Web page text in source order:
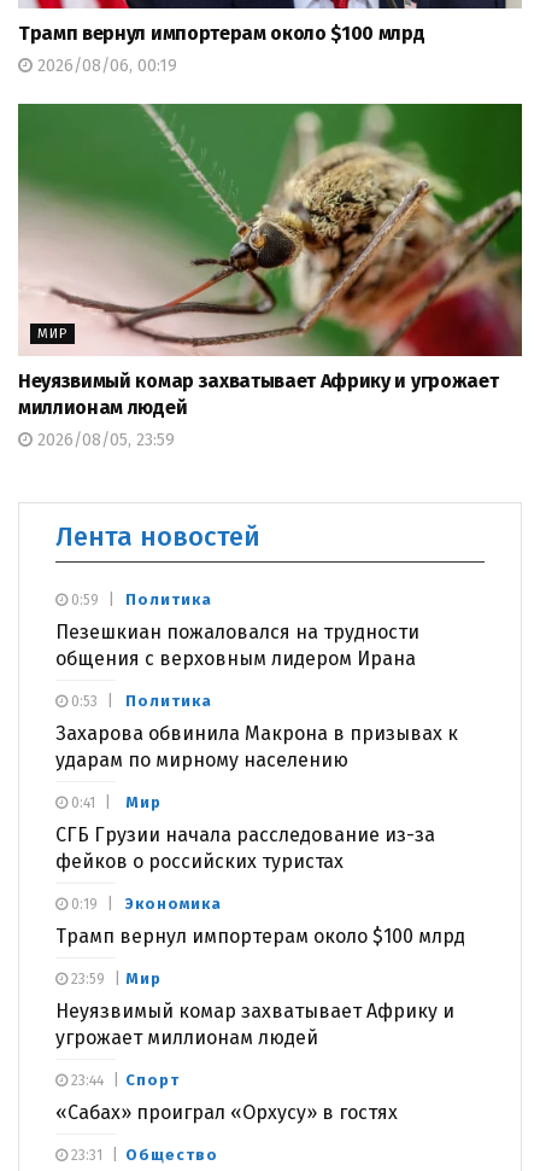
Трамп вернул импортерам около $100 млрд
2026/08/06, 00:19
МИР
Неуязвимый комар захватывает Африку и угрожает
миллионам людей
2026/08/05, 23:59
Лента новостей
Политика
Пезешкиан пожаловался на трудности
общения с верховным лидером Ирана
0:59
Политика
Захарова обвинила Макрона в призывах к
ударам по мирному населению
0:53
Мир
СГБ Грузии начала расследование из-за
фейков о российских туристах
0:41
Экономика
Трамп вернул импортерам около $100 млрд
0:19
Мир
Неуязвимый комар захватывает Африку и
угрожает миллионам людей
23:59
Спорт
«Сабах» проиграл «Орхусу» в гостях
23:44
Общество
23:31